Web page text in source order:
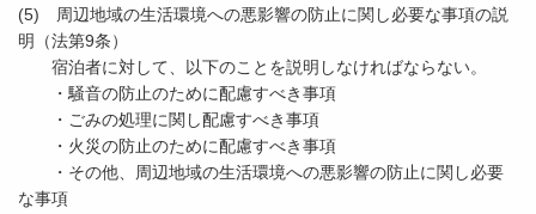
(5) 周辺地域の生活環境への悪影響の防止に関し必要な事項の説
明（法第9条）
宿泊者に対して、以下のことを説明しなければならない。
・騒音の防止のために配慮すべき事項
・ごみの処理に関し配慮すべき事項
・火災の防止のために配慮すべき事項
・その他、周辺地域の生活環境への悪影響の防止に関し必要
な事項